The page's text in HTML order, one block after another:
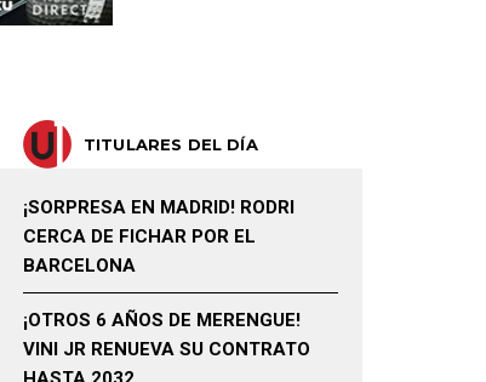
TITULARES DEL DÍA
¡SORPRESA EN MADRID! RODRI
CERCA DE FICHAR POR EL
BARCELONA
¡OTROS 6 AÑOS DE MERENGUE!
VINI JR RENUEVA SU CONTRATO